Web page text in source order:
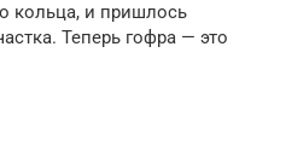
кольца, и пришлось
Теперь гофра — это